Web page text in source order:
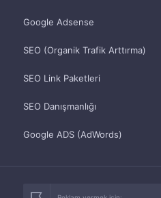
Google Adsense
SEO (Organik Trafik Arttırma)
SEO Link Paketleri
SEO Danışmanlığı
Google ADS (AdWords)